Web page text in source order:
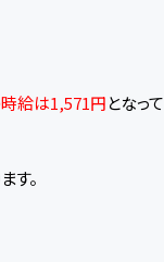
給は1,571円となって
す。